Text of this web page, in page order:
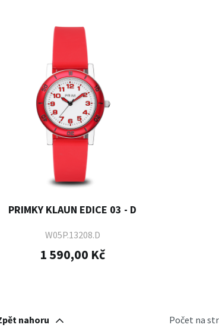
PRIMKY KLAUN EDICE 03 - D
W05P.13208.D
1 590,00 Kč
nahoru Počet na